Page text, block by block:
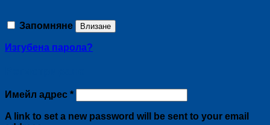
Запомняне Влизане
Изгубена парола?
Имейл адрес *Задължително
A link to set a new password will be sent to your email